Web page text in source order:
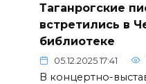
Таганрогские
встретились в
библиотеке
05.12.2025 17:41
В концертно-